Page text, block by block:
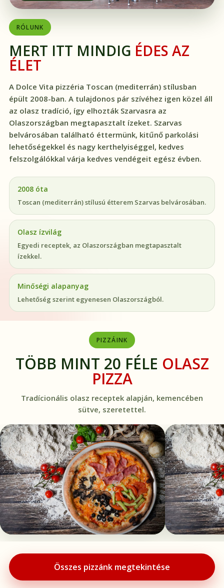
RÓLUNK
MERT ITT MINDIG ÉDES AZ
ÉLET
A Dolce Vita pizzéria Toscan (mediterrán) stílusban
épült 2008-ban. A tulajdonos pár szívéhez igen közel áll
az olasz tradíció, így elhozták Szarvasra az
Olaszországban megtapasztalt ízeket. Szarvas
belvárosában található éttermünk, kitűnő parkolási
lehetőségekkel és nagy kerthelyiséggel, kedves
felszolgálókkal várja kedves vendégeit egész évben.
2008 óta
Toscan (mediterrán) stílusú étterem Szarvas belvárosában.
Olasz ízvilág
Egyedi receptek, az Olaszországban megtapasztalt
ízekkel.
Minőségi alapanyag
Lehetőség szerint egyenesen Olaszországból.
PIZZÁINK
TÖBB MINT 20 FÉLE OLASZ
PIZZA
Tradícionális olasz receptek alapján, kemencében
sütve, szeretettel.
Összes pizzánk megtekintése